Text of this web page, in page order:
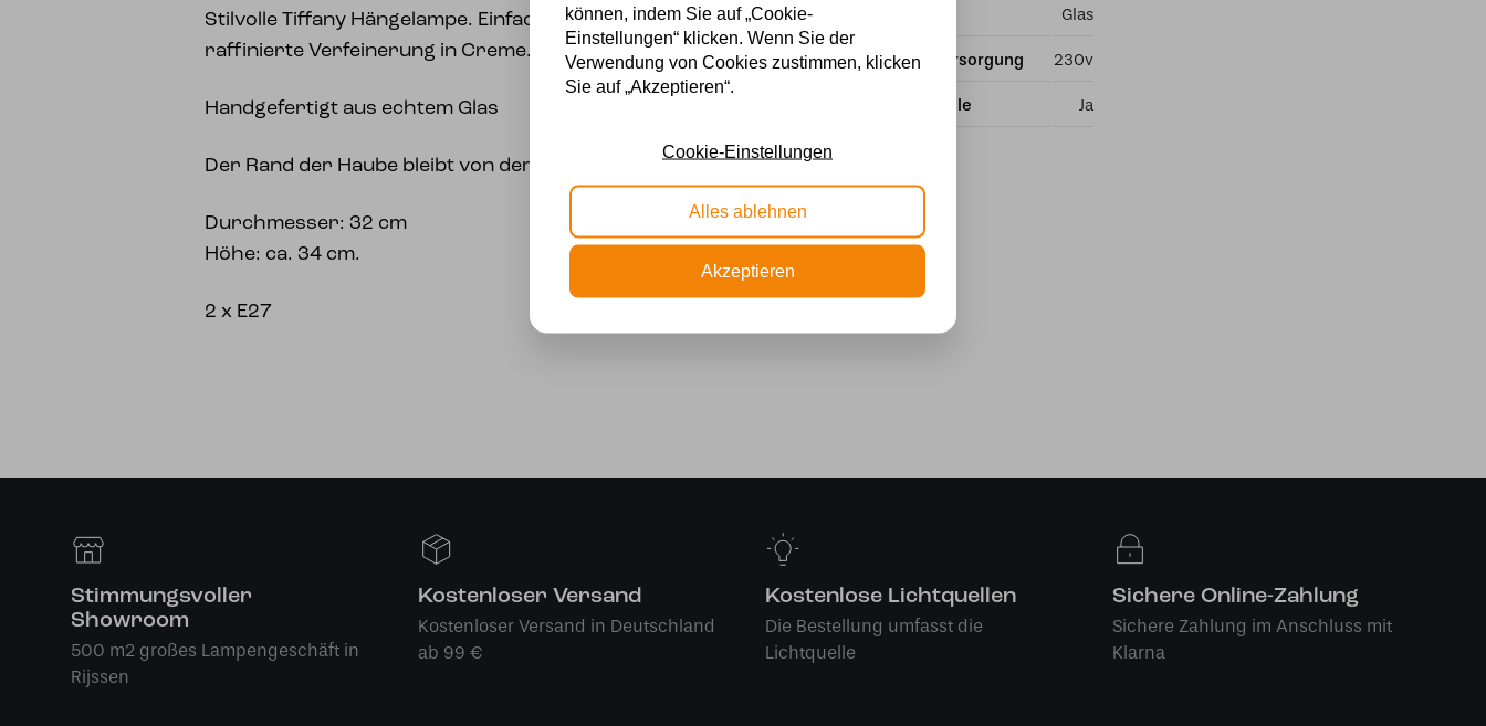
Stilvolle Tiffany Hängelampe. Einfachheit und
raffinierte Verfeinerung in Creme.
Handgefertigt aus echtem Glas
Der Rand der Haube bleibt von der Decke getrennt
Durchmesser: 32 cm
Höhe: ca. 34 cm.
2 x E27
Glas
Stromversorgung 230v
Lichtquelle Ja
Stimmungsvoller
Showroom
500 m2 großes Lampengeschäft in
Rijssen
Kostenloser Versand
Kostenloser Versand in Deutschland
ab 99 €
Kostenlose Lichtquellen
Die Bestellung umfasst die
Lichtquelle
Sichere Online-Zahlung
Sichere Zahlung im Anschluss mit
Klarna
können, indem Sie auf „Cookie-
Einstellungen“ klicken. Wenn Sie der
Verwendung von Cookies zustimmen, klicken
Sie auf „Akzeptieren“.
Cookie-Einstellungen
Alles ablehnen
Akzeptieren